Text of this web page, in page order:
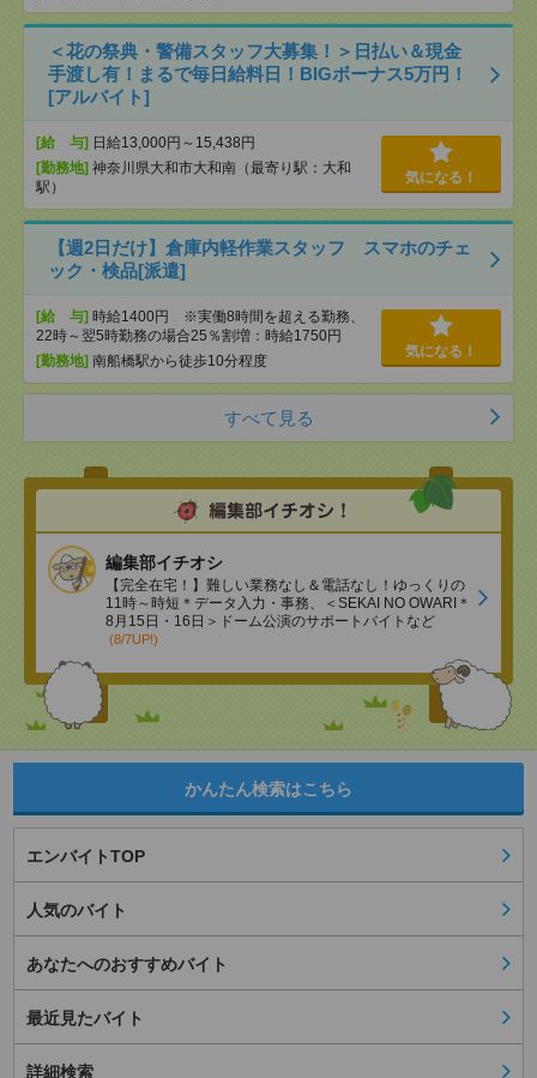
＜花の祭典・警備スタッフ大募集！＞日払い＆現金
手渡し有！まるで毎日給料日！BIGボーナス5万円！
[アルバイト]
[給 与] 日給13,000円～15,438円
[勤務地] 神奈川県大和市大和南（最寄り駅：大和
駅）
気になる！
【週2日だけ】倉庫内軽作業スタッフ スマホのチェ
ック・検品[派遣]
[給 与] 時給1400円 ※実働8時間を超える勤務、
22時～翌5時勤務の場合25％割増：時給1750円
[勤務地] 南船橋駅から徒歩10分程度
気になる！
すべて見る
編集部イチオシ
【完全在宅！】難しい業務なし＆電話なし！ゆっくりの
11時～時短＊データ入力・事務、＜SEKAI NO OWARI＊
8月15日・16日＞ドーム公演のサポートバイトなど
(8/7UP!)
かんたん検索はこちら
エンバイトTOP
人気のバイト
あなたへのおすすめバイト
最近見たバイト
詳細検索